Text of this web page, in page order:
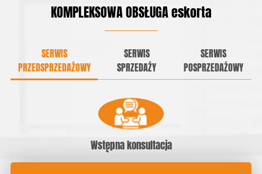
KOMPLEKSOWA OBSŁUGA eskorta
SERWIS
PRZEDSPRZEDAŻOWY
SERWIS
SPRZEDAŻY
SERWIS
POSPRZEDAŻOWY
Wstępna konsultacja